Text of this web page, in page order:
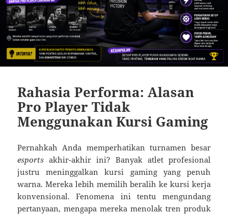
Rahasia Performa: Alasan
Pro Player Tidak
Menggunakan Kursi Gaming
Pernahkah Anda memperhatikan turnamen besar
esports akhir-akhir ini? Banyak atlet profesional
justru meninggalkan kursi gaming yang penuh
warna. Mereka lebih memilih beralih ke kursi kerja
konvensional. Fenomena ini tentu mengundang
pertanyaan, mengapa mereka menolak tren produk